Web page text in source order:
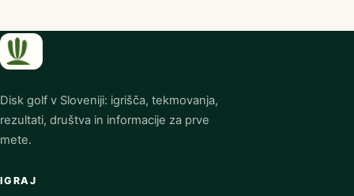
Disk golf v Sloveniji: igrišča, tekmovanja,
rezultati, društva in informacije za prve
mete.
IGRAJ